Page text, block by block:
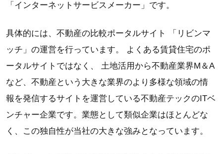
「インターネットサービスメーカー」です。
具体的には、不動産の比較ポータルサイト 「リビンマ
ッチ」の運営を行っています。 よくある賃貸住宅のポ
ータルサイトではなく、 土地活用から不動産業界M＆A
など、不動産という大きな業界のより多様な領域の情
報を発信するサイトを運営している不動産テックのITベ
ンチャー企業です。業態として類似企業はほとんどな
く、この独自性が当社の大きな強みとなっています。